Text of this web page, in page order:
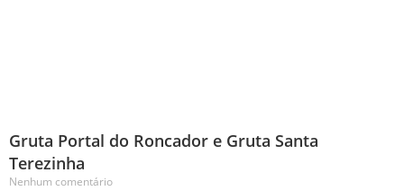
Gruta Portal do Roncador e Gruta Santa
Terezinha
Nenhum comentário